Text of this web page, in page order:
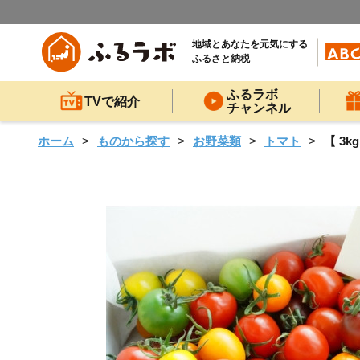
地域とあなたを元気にする
ふるさと納税
TVで紹介
ふるラボ
チャンネル
ホーム ものから探す お野菜類 トマト 【